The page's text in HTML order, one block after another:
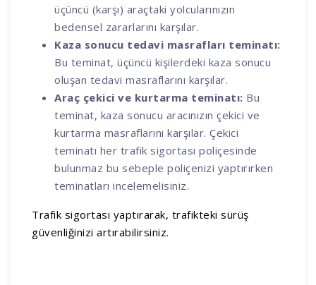
üçüncü (karşı) araçtaki yolcularınızın
bedensel zararlarını karşılar.
Kaza sonucu tedavi masrafları teminatı:
Bu teminat, üçüncü kişilerdeki kaza sonucu
oluşan tedavi masraflarını karşılar.
Araç çekici ve kurtarma teminatı: Bu
teminat, kaza sonucu aracınızın çekici ve
kurtarma masraflarını karşılar. Çekici
teminatı her trafik sigortası poliçesinde
bulunmaz bu sebeple poliçenizi yaptırırken
teminatları incelemelisiniz.
Trafik sigortası yaptırarak, trafikteki sürüş
güvenliğinizi artırabilirsiniz.